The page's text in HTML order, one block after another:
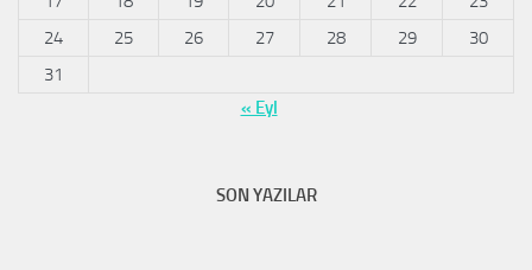
24
25 26 27 28 29
30
31
« Eyl
SON YAZILAR